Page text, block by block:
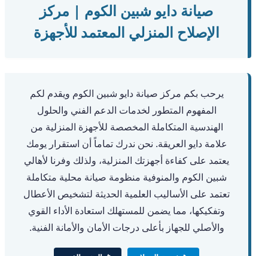
صيانة دايو شبين الكوم | مركز
الإصلاح المنزلي المعتمد للأجهزة
يرحب بكم مركز صيانة دايو شبين الكوم ويقدم لكم
المفهوم المتطور لخدمات الدعم الفني والحلول
الهندسية المتكاملة المخصصة للأجهزة المنزلية من
علامة دايو العريقة. نحن ندرك تماماً أن استقرار يومك
يعتمد على كفاءة أجهزتك المنزلية، ولذلك وفرنا لأهالي
شبين الكوم والمنوفية منظومة صيانة محلية متكاملة
تعتمد على الأساليب العلمية الحديثة لتشخيص الأعطال
وتفكيكها، مما يضمن للمستهلك استعادة الأداء القوي
والأصلي للجهاز بأعلى درجات الأمان والأمانة الفنية.